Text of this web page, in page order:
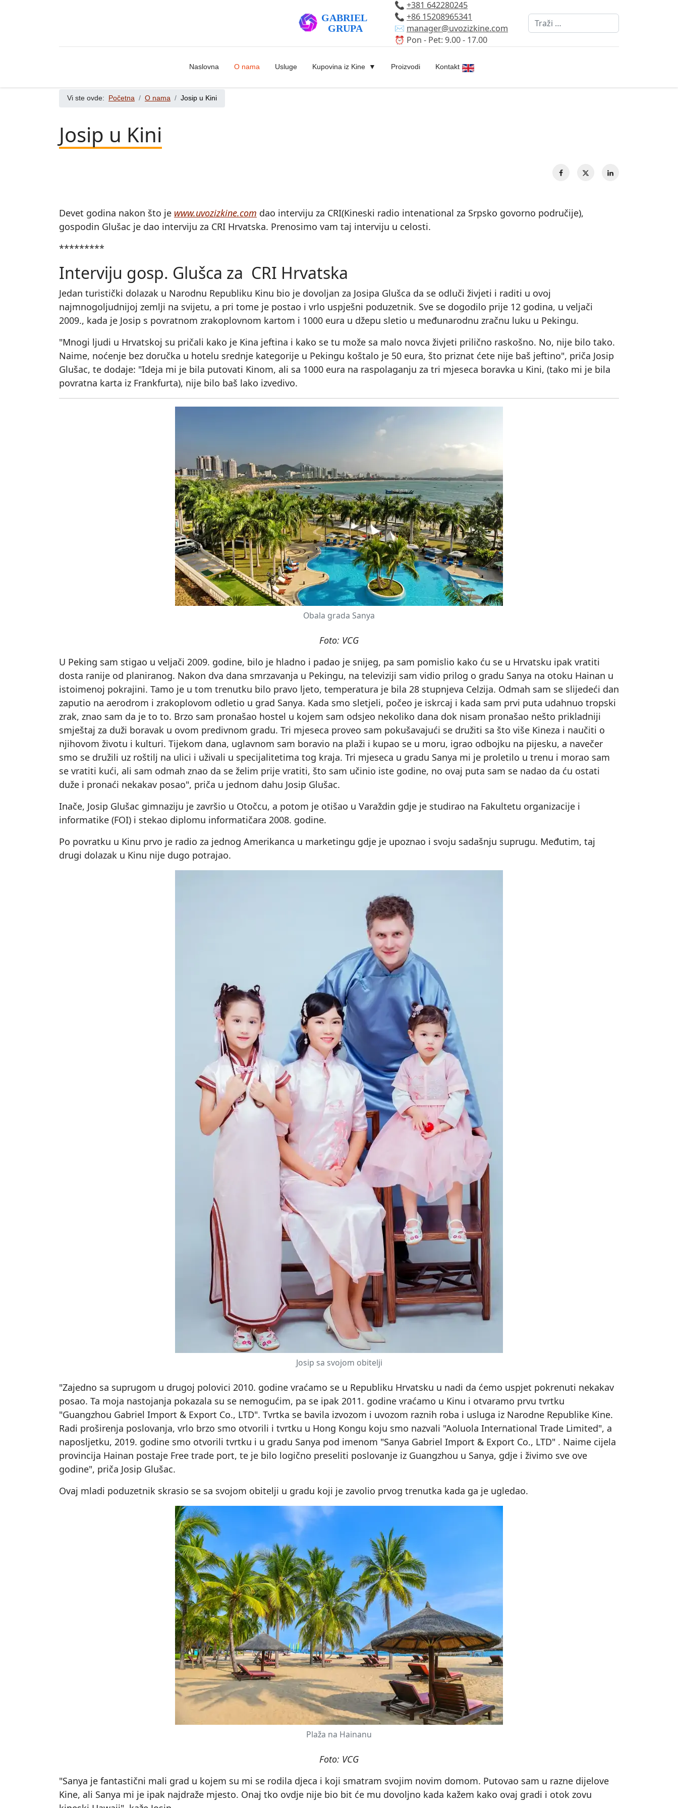
📞 +381 642280245
📞 +86 15208965341
✉️ manager@uvozizkine.com
⏰ Pon - Pet: 9.00 - 17.00
Pretraži
Naslovna O nama Usluge Kupovina iz Kine Proizvodi Kontakt Izaberite vaš jezik
Vi ste ovde: Početna O nama Josip u Kini
Josip u Kini
Devet godina nakon što je www.uvozizkine.com dao interviju za CRI(Kineski radio intenational za Srpsko govorno područije),
gospodin Glušac je dao interviju za CRI Hrvatska. Prenosimo vam taj interviju u celosti.
*********
Interviju gosp. Glušca za CRI Hrvatska
Jedan turistički dolazak u Narodnu Republiku Kinu bio je dovoljan za Josipa Glušca da se odluči živjeti i raditi u ovoj
najmnogoljudnijoj zemlji na svijetu, a pri tome je postao i vrlo uspješni poduzetnik. Sve se dogodilo prije 12 godina, u veljači
2009., kada je Josip s povratnom zrakoplovnom kartom i 1000 eura u džepu sletio u međunarodnu zračnu luku u Pekingu.
"Mnogi ljudi u Hrvatskoj su pričali kako je Kina jeftina i kako se tu može sa malo novca živjeti prilično raskošno. No, nije bilo tako.
Naime, noćenje bez doručka u hotelu srednje kategorije u Pekingu koštalo je 50 eura, što priznat ćete nije baš jeftino", priča Josip
Glušac, te dodaje: "Ideja mi je bila putovati Kinom, ali sa 1000 eura na raspolaganju za tri mjeseca boravka u Kini, (tako mi je bila
povratna karta iz Frankfurta), nije bilo baš lako izvedivo.
Obala grada Sanya
Foto: VCG
U Peking sam stigao u veljači 2009. godine, bilo je hladno i padao je snijeg, pa sam pomislio kako ću se u Hrvatsku ipak vratiti
dosta ranije od planiranog. Nakon dva dana smrzavanja u Pekingu, na televiziji sam vidio prilog o gradu Sanya na otoku Hainan u
istoimenoj pokrajini. Tamo je u tom trenutku bilo pravo ljeto, temperatura je bila 28 stupnjeva Celzija. Odmah sam se slijedeći dan
zaputio na aerodrom i zrakoplovom odletio u grad Sanya. Kada smo sletjeli, počeo je iskrcaj i kada sam prvi puta udahnuo tropski
zrak, znao sam da je to to. Brzo sam pronašao hostel u kojem sam odsjeo nekoliko dana dok nisam pronašao nešto prikladniji
smještaj za duži boravak u ovom predivnom gradu. Tri mjeseca proveo sam pokušavajući se družiti sa što više Kineza i naučiti o
njihovom životu i kulturi. Tijekom dana, uglavnom sam boravio na plaži i kupao se u moru, igrao odbojku na pijesku, a navečer
smo se družili uz roštilj na ulici i uživali u specijalitetima tog kraja. Tri mjeseca u gradu Sanya mi je proletilo u trenu i morao sam
se vratiti kući, ali sam odmah znao da se želim prije vratiti, što sam učinio iste godine, no ovaj puta sam se nadao da ću ostati
duže i pronaći nekakav posao", priča u jednom dahu Josip Glušac.
Inače, Josip Glušac gimnaziju je završio u Otočcu, a potom je otišao u Varaždin gdje je studirao na Fakultetu organizacije i
informatike (FOI) i stekao diplomu informatičara 2008. godine.
Po povratku u Kinu prvo je radio za jednog Amerikanca u marketingu gdje je upoznao i svoju sadašnju suprugu. Međutim, taj
drugi dolazak u Kinu nije dugo potrajao.
Josip sa svojom obitelji
"Zajedno sa suprugom u drugoj polovici 2010. godine vraćamo se u Republiku Hrvatsku u nadi da ćemo uspjet pokrenuti nekakav
posao. Ta moja nastojanja pokazala su se nemogućim, pa se ipak 2011. godine vraćamo u Kinu i otvaramo prvu tvrtku
"Guangzhou Gabriel Import & Export Co., LTD". Tvrtka se bavila izvozom i uvozom raznih roba i usluga iz Narodne Republike Kine.
Radi proširenja poslovanja, vrlo brzo smo otvorili i tvrtku u Hong Kongu koju smo nazvali "Aoluola International Trade Limited", a
naposljetku, 2019. godine smo otvorili tvrtku i u gradu Sanya pod imenom "Sanya Gabriel Import & Export Co., LTD" . Naime cijela
provincija Hainan postaje Free trade port, te je bilo logično preseliti poslovanje iz Guangzhou u Sanya, gdje i živimo sve ove
godine", priča Josip Glušac.
Ovaj mladi poduzetnik skrasio se sa svojom obitelji u gradu koji je zavolio prvog trenutka kada ga je ugledao.
Plaža na Hainanu
Foto: VCG
"Sanya je fantastični mali grad u kojem su mi se rodila djeca i koji smatram svojim novim domom. Putovao sam u razne dijelove
Kine, ali Sanya mi je ipak najdraže mjesto. Onaj tko ovdje nije bio bit će mu dovoljno kada kažem kako ovaj gradi i otok zovu